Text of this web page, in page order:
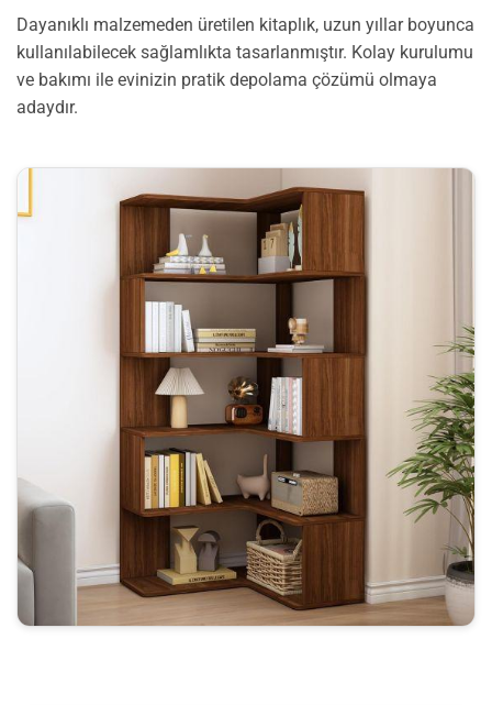
Dayanıklı malzemeden üretilen kitaplık, uzun yıllar boyunca
kullanılabilecek sağlamlıkta tasarlanmıştır. Kolay kurulumu
ve bakımı ile evinizin pratik depolama çözümü olmaya
adaydır.